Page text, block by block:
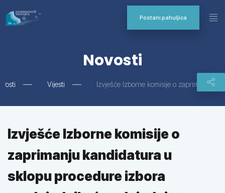
Postani pahuljica
Novosti
Vijesti
Izvješće Izborne komisije o
zaprimanju kandidatura u
sklopu procedure izbora